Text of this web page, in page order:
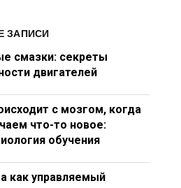
ЗАПИСИ
смазки: секреты
двигателей
с мозгом, когда
что-то новое:
обучения
как управляемый